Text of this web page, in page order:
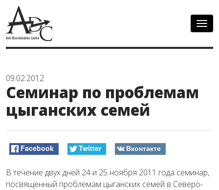
09.02.2012
Семинар по проблемам
цыганских семей
Facebook Twitter Вконтакте
В течение двух дней 24 и 25 ноября 2011 года семинар,
посвященный проблемам цыганских семей в Северо-